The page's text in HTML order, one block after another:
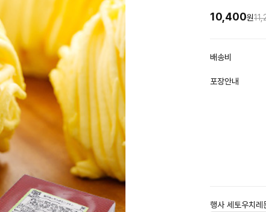
10,400원
배송비
포장안내
행사 세토우치